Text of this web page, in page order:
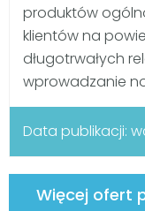
produktów
klientów na
długotrwałych
wprowadzanie
Data publikacji:
Więcej ofert